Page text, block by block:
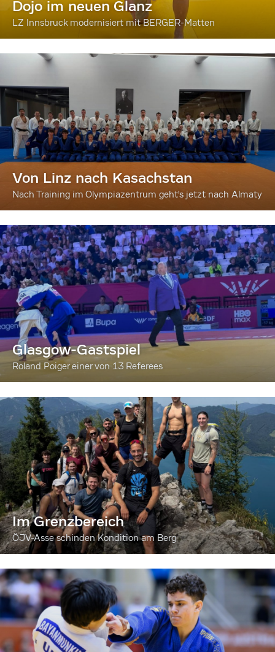
Dojo im neuen Glanz
LZ Innsbruck modernisiert mit BERGER-Matten
Von Linz nach Kasachstan
Nach Training im Olympiazentrum geht's jetzt nach Almaty
Glasgow-Gastspiel
Roland Poiger einer von 13 Referees
Im Grenzbereich
ÖJV-Asse schinden Kondition am Berg